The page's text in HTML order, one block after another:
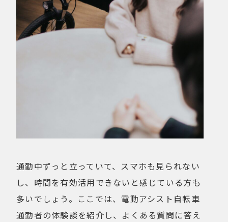
通勤中ずっと立っていて、スマホも見られない
し、時間を有効活用できないと感じている方も
多いでしょう。ここでは、電動アシスト自転車
通勤者の体験談を紹介し、よくある質問に答え